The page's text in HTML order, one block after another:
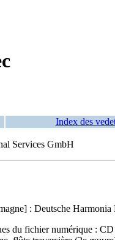
Index des
Services GmbH
: Deutsche
du fichier numérique :